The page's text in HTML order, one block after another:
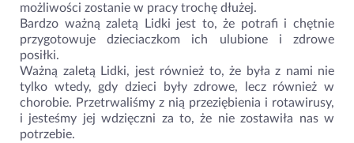
możliwości zostanie w pracy trochę dłużej.
Bardzo ważną zaletą Lidki jest to, że potrafi i chętnie
przygotowuje dzieciaczkom ich ulubione i zdrowe
posiłki.
Ważną zaletą Lidki, jest również to, że była z nami nie
tylko wtedy, gdy dzieci były zdrowe, lecz również w
chorobie. Przetrwaliśmy z nią przeziębienia i rotawirusy,
i jesteśmy jej wdzięczni za to, że nie zostawiła nas w
potrzebie.